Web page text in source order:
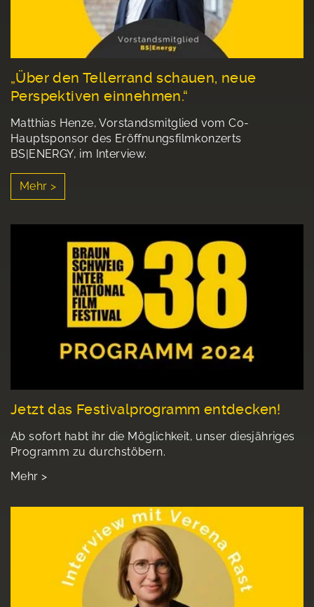
„Über den Tellerrand schauen, neue
Perspektiven einnehmen.“
Matthias Henze, Vorstandsmitglied vom Co-
Hauptsponsor des Eröffnungsfilmkonzerts
BS|ENERGY, im Interview.
Mehr >
Jetzt das Festivalprogramm entdecken!
Ab sofort habt ihr die Möglichkeit, unser diesjähriges
Programm zu durchstöbern.
Mehr >